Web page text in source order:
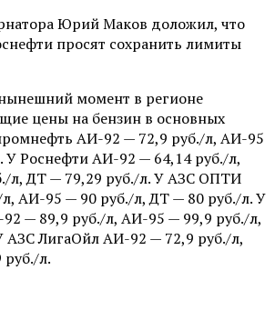
Юрий Маков доложил, что
просят сохранить лимиты
момент в регионе
цены на бензин в основных
АИ-92 — 72,9 руб./л, АИ-95
У Роснефти АИ-92 — 64,14 руб./л,
л, ДТ — 79,29 руб./л. У АЗС ОПТИ
АИ-95 — 90 руб./л, ДТ — 80 руб./л. У
— 89,9 руб./л, АИ-95 — 99,9 руб./л,
АЗС ЛигаОйл АИ-92 — 72,9 руб./л,
л.